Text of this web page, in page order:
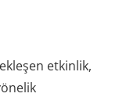
etkinlik,